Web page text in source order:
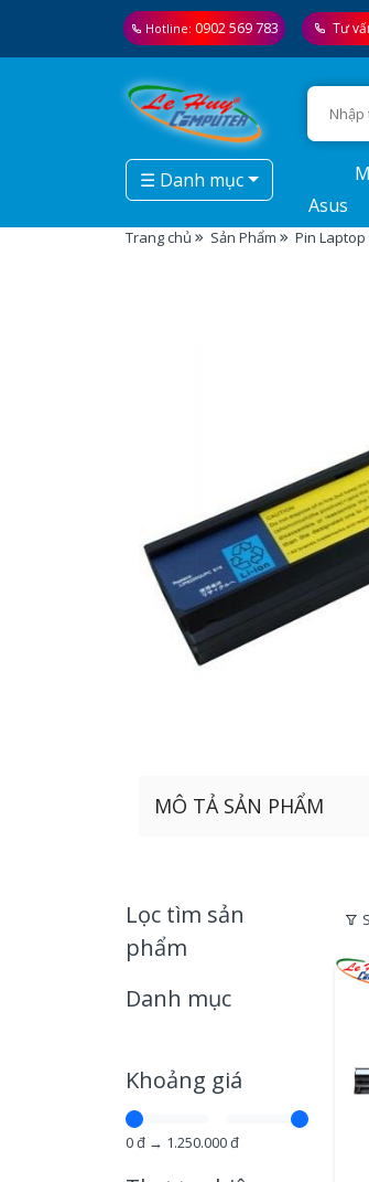
Hotline: 0902 569 783 Tư
☰ Danh mục
Asus
Trang chủ Sản Phẩm Pin Laptop
MÔ TẢ SẢN PHẨM
Lọc tìm sản
phẩm
Danh mục
Khoảng giá
0đ → 1.250.000đ